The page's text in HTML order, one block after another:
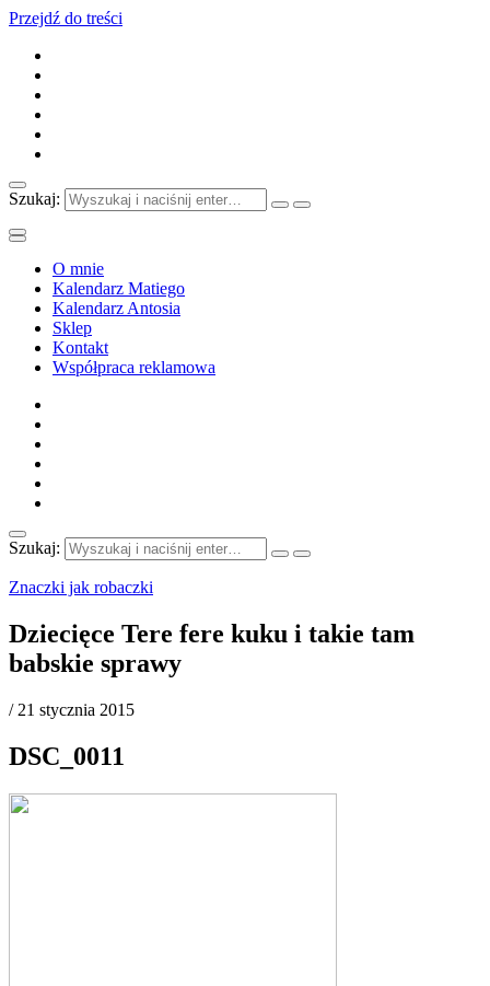
Przejdź do treści
Szukaj:
O mnie
Kalendarz Matiego
Kalendarz Antosia
Sklep
Kontakt
Współpraca reklamowa
Szukaj:
Znaczki jak robaczki
Dziecięce Tere fere kuku i takie tam
babskie sprawy
/ 21 stycznia 2015
DSC_0011